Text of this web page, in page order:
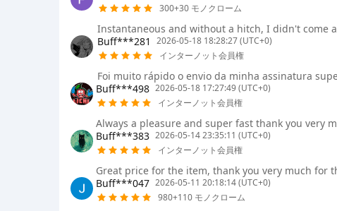
300+30 モノクローム
Instantaneous and without a hitch, I didn't come
Buff***281
2026-05-18 18:28:27 (UTC+0)
インターノット会員権
Foi muito rápido o envio da minha assinatura
Buff***498 2026-05-18 17:27:49 (UTC+0)
インターノット会員権
Always a pleasure and super fast thank you very
Buff***383 2026-05-14 23:35:11 (UTC+0)
インターノット会員権
Great price for the item, thank you very much for
Buff***047 2026-05-11 20:18:14 (UTC+0)
980+110 モノクローム